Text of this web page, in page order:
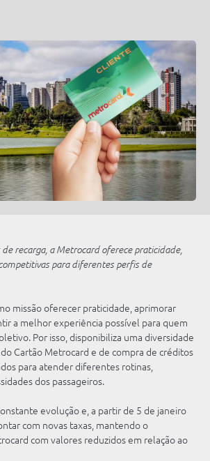
recarga, a Metrocard oferece praticidade,
para diferentes perfis de
missão oferecer praticidade, aprimorar
a melhor experiência possível para quem
Por isso, disponibiliza uma diversidade
Cartão Metrocard e de compra de créditos
para atender diferentes rotinas,
dos passageiros.
evolução e, a partir de 5 de janeiro
com novas taxas, mantendo o
com valores reduzidos em relação ao